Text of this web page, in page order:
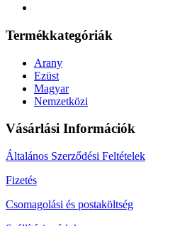
Termékkategóriák
Arany
Ezüst
Magyar
Nemzetközi
Vásárlási Információk
Általános Szerződési Feltételek
Fizetés
Csomagolási és postaköltség